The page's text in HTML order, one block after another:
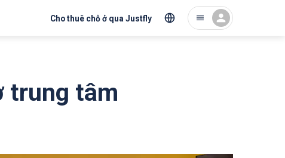
Cho thuê chỗ ở qua Justfly
trung tâm